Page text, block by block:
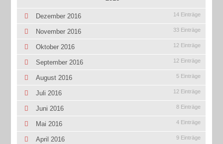
Dezember 2016 14 Einträge
November 2016 33 Einträge
Oktober 2016 12 Einträge
September 2016 12 Einträge
August 2016 5 Einträge
Juli 2016 12 Einträge
Juni 2016 8 Einträge
Mai 2016 4 Einträge
April 2016 9 Einträge